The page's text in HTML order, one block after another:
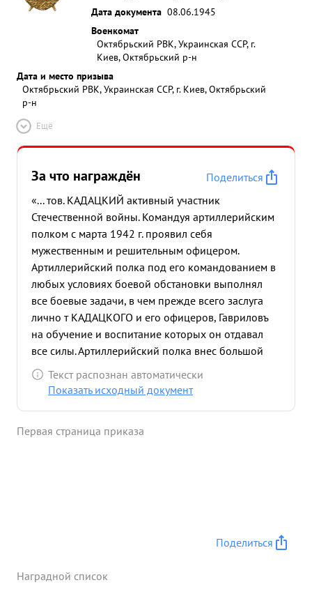
Дата документа 08.06.1945
Военкомат
Октябрьский РВК, Украинская ССР, г.
Киев, Октябрьский р-н
Дата и место призыва
Октябрьский РВК, Украинская ССР, г. Киев, Октябрьский
р-н
Ещё
За что награждён
Поделиться
«... тов. КАДАЦКИЙ активный участник
Стечественной войны. Командуя артиллерийским
полком с марта 1942 г. проявил себя
мужественным и решительным офицером.
Артиллерийский полка под его командованием в
любых условиях боевой обстановки выполнял
все боевые задачи, в чем прежде всего заслуга
лично т КАДАЦКОГО и его офицеров, Гавриловъ
на обучение и воспитание которых он отдавал
все силы. Артиллерийский полка внес большой
вклад в общее дело по разгрому немецко-
фашистских захватчиков. вост. В Либава
полковой артиллерийской группой проявил себя
порядки на коротких дистанциях, в необходимых
случаях выбрасывая батареи на прямую наводку
мужественно. За умелое и мужественное
Текст распознан автоматически
Показать исходный документ
Первая страница приказа
Поделиться
Наградной список